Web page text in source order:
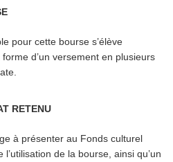
pour cette bourse s’élève
d’un versement en plusieurs
RETENU
à présenter au Fonds culturel
de la bourse, ainsi qu’un